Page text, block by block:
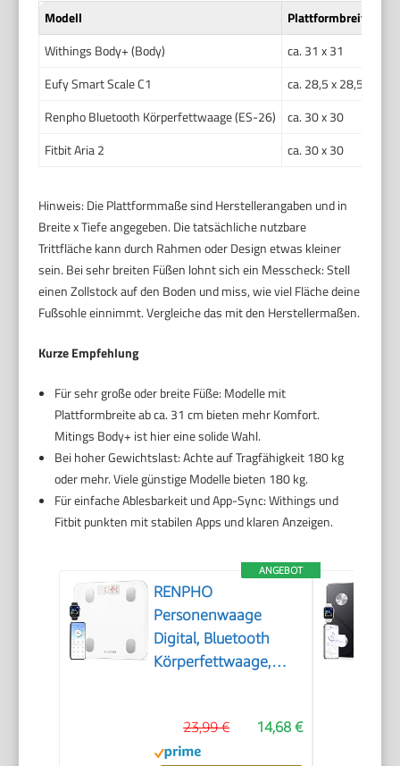
Modell
Plattformbreite (cm)
Withings Body+ (Body)
ca. 31 x 31
Eufy Smart Scale C1
ca. 28,5 x 28,5
Renpho Bluetooth Körperfettwaage (ES-26)
ca. 30 x 30
Fitbit Aria 2
ca. 30 x 30
Hinweis: Die Plattformmaße sind Herstellerangaben und in
Breite x Tiefe angegeben. Die tatsächliche nutzbare
Trittfläche kann durch Rahmen oder Design etwas kleiner
sein. Bei sehr breiten Füßen lohnt sich ein Messcheck: Stell
einen Zollstock auf den Boden und miss, wie viel Fläche deine
Fußsohle einnimmt. Vergleiche das mit den Herstellermaßen.
Kurze Empfehlung
Für sehr große oder breite Füße: Modelle mit
Plattformbreite ab ca. 31 cm bieten mehr Komfort.
Mitings Body+ ist hier eine solide Wahl.
Bei hoher Gewichtslast: Achte auf Tragfähigkeit 180 kg
oder mehr. Viele günstige Modelle bieten 180 kg.
Für einfache Ablesbarkeit und App-Sync: Withings und
Fitbit punkten mit stabilen Apps und klaren Anzeigen.
ANGEBOT
RENPHO
Personenwaage
Digital, Bluetooth
Körperfettwaage,
14,68 €
23,99 €